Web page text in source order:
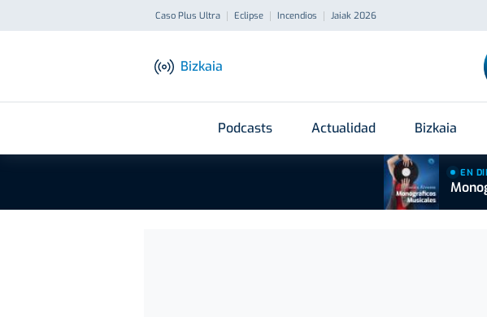
Caso Plus Ultra Eclipse Incendios Jaiak 2026
Bizkaia
Podcasts Actualidad Bizkaia
EN